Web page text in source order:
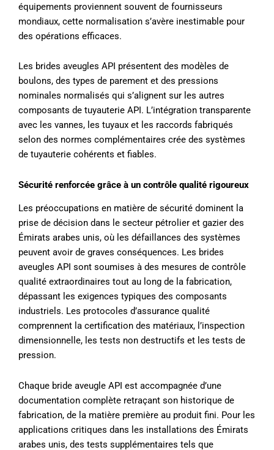
équipements proviennent souvent de fournisseurs
mondiaux, cette normalisation s’avère inestimable pour
des opérations efficaces.
Les brides aveugles API présentent des modèles de
boulons, des types de parement et des pressions
nominales normalisés qui s’alignent sur les autres
composants de tuyauterie API. L’intégration transparente
avec les vannes, les tuyaux et les raccords fabriqués
selon des normes complémentaires crée des systèmes
de tuyauterie cohérents et fiables.
Sécurité renforcée grâce à un contrôle qualité rigoureux
Les préoccupations en matière de sécurité dominent la
prise de décision dans le secteur pétrolier et gazier des
Émirats arabes unis, où les défaillances des systèmes
peuvent avoir de graves conséquences. Les brides
aveugles API sont soumises à des mesures de contrôle
qualité extraordinaires tout au long de la fabrication,
dépassant les exigences typiques des composants
industriels. Les protocoles d’assurance qualité
comprennent la certification des matériaux, l’inspection
dimensionnelle, les tests non destructifs et les tests de
pression.
Chaque bride aveugle API est accompagnée d’une
documentation complète retraçant son historique de
fabrication, de la matière première au produit fini. Pour les
applications critiques dans les installations des Émirats
arabes unis, des tests supplémentaires tels que